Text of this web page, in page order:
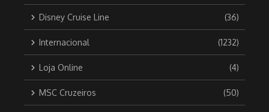
Disney Cruise Line (36)
Internacional (1232)
Loja Online (4)
MSC Cruzeiros (50)